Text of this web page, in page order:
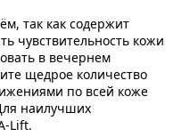
так как содержит
чувствительность кожи
в вечернем
щедрое количество
по всей коже
наилучших
Lift.